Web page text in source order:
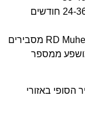
RD מסבירים
מושפע ממספר
מהמחיר הסופי באזורי